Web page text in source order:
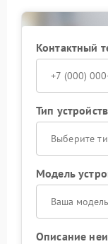
гарантирует,
применением
соответствии
производителя.
Доверьте
позволит
вашей
наслаждаться
Контактный
Тип
Выберите
Модель
Описание